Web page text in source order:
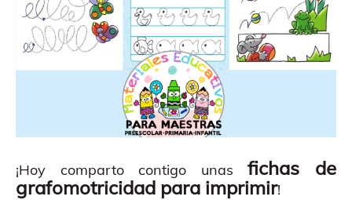
¡Hoy comparto contigo unasfichas de
grafomotricidad para imprimir!